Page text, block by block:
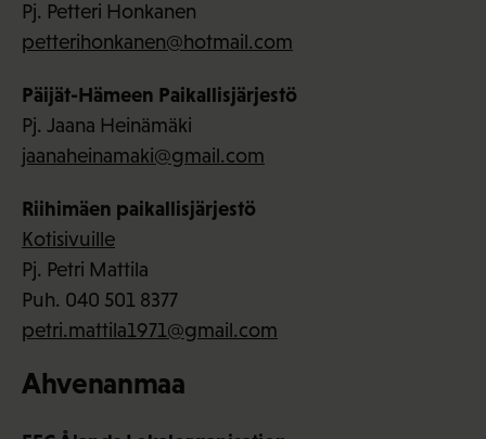
Pj. Petteri Honkanen
petterihonkanen@hotmail.com
Päijät-Hämeen Paikallisjärjestö
Pj. Jaana Heinämäki
jaanaheinamaki@gmail.com
Riihimäen paikallisjärjestö
Kotisivuille
Pj. Petri Mattila
Puh. 040 501 8377
petri.mattila1971@gmail.com
Ahvenanmaa